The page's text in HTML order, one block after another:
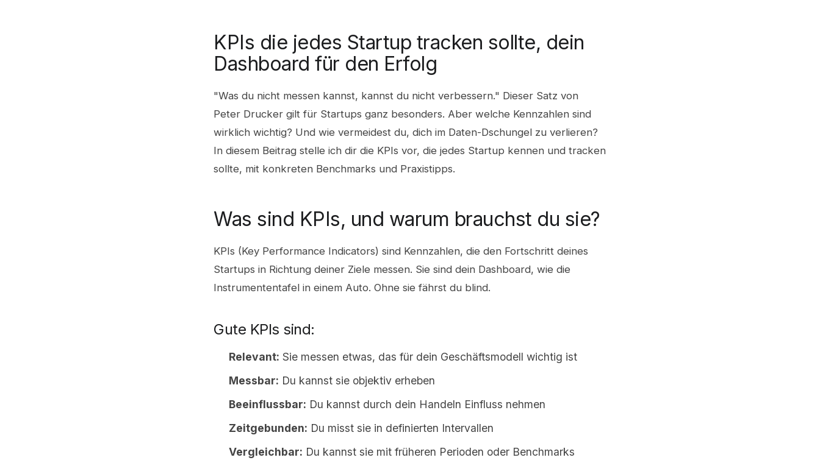
KPIs die jedes Startup tracken sollte, dein
Dashboard für den Erfolg
"Was du nicht messen kannst, kannst du nicht verbessern." Dieser Satz von
Peter Drucker gilt für Startups ganz besonders. Aber welche Kennzahlen sind
wirklich wichtig? Und wie vermeidest du, dich im Daten-Dschungel zu verlieren?
In diesem Beitrag stelle ich dir die KPIs vor, die jedes Startup kennen und tracken
sollte, mit konkreten Benchmarks und Praxistipps.
Was sind KPIs, und warum brauchst du sie?
KPIs (Key Performance Indicators) sind Kennzahlen, die den Fortschritt deines
Startups in Richtung deiner Ziele messen. Sie sind dein Dashboard, wie die
Instrumententafel in einem Auto. Ohne sie fährst du blind.
Gute KPIs sind:
Relevant: Sie messen etwas, das für dein Geschäftsmodell wichtig ist
Messbar: Du kannst sie objektiv erheben
Beeinflussbar: Du kannst durch dein Handeln Einfluss nehmen
Zeitgebunden: Du misst sie in definierten Intervallen
Vergleichbar: Du kannst sie mit früheren Perioden oder Benchmarks